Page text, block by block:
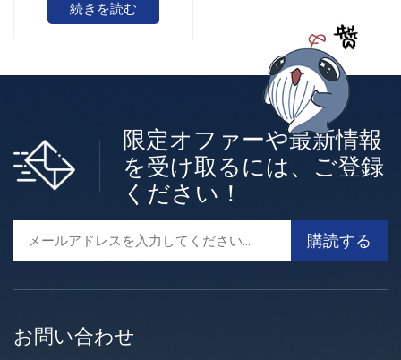
続きを読む
限定オファーや最新情報
を受け取るには、ご登録
ください！
お問い合わせ